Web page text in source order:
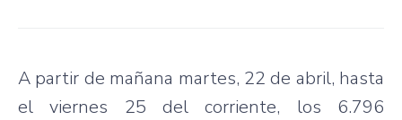
A partir de mañana martes, 22 de abril, hasta
el viernes 25 del corriente, los 6.796